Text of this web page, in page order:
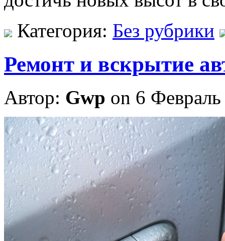
Категория: Без рубрики
Ремонт и вскрытие
Автор: Gwp on 6